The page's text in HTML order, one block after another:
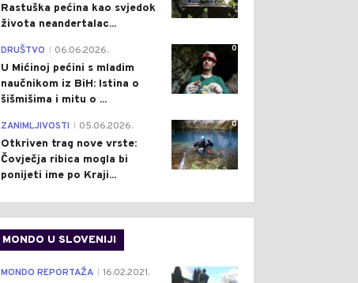
Rastuška pećina kao svjedok
života neandertalac...
0
DRUŠTVO 06.06.2026.
U Mićinoj pećini s mladim
naučnikom iz BiH: Istina o
šišmišima i mitu o ...
0
ZANIMLJIVOSTI 05.06.2026.
Otkriven trag nove vrste:
Čovječja ribica mogla bi
ponijeti ime po Kraji...
MONDO U SLOVENIJI
4
MONDO REPORTAŽA 16.02.2021.